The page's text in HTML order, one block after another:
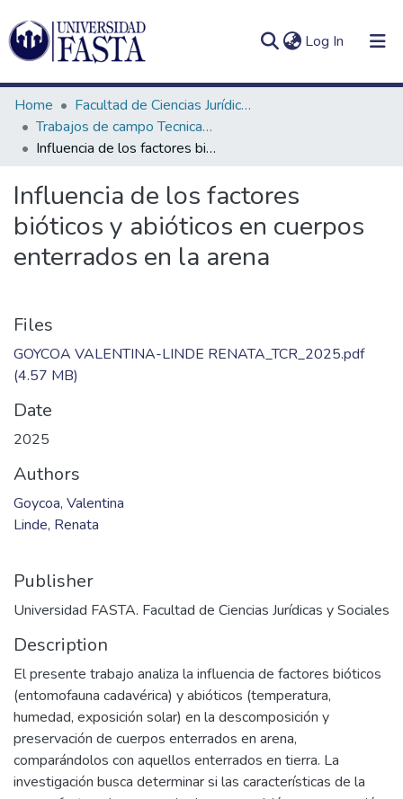
Log In (current)
Communities
&
Collections
All of DSpace
In(current)
Home
Facultad de Ciencias Jurídicas y Sociales
Trabajos de campo Tecnicatura en Criminalística
Influencia de los factores bióticos y abióticos en cuerpos enterrados en la arena
Influencia de los factores
bióticos y abióticos en cuerpos
enterrados en la arena
(4.57 MB)
2025
Authors
Goycoa, Valentina
Linde, Renata
Publisher
Universidad FASTA. Facultad de Ciencias Jurídicas y Sociales
Description